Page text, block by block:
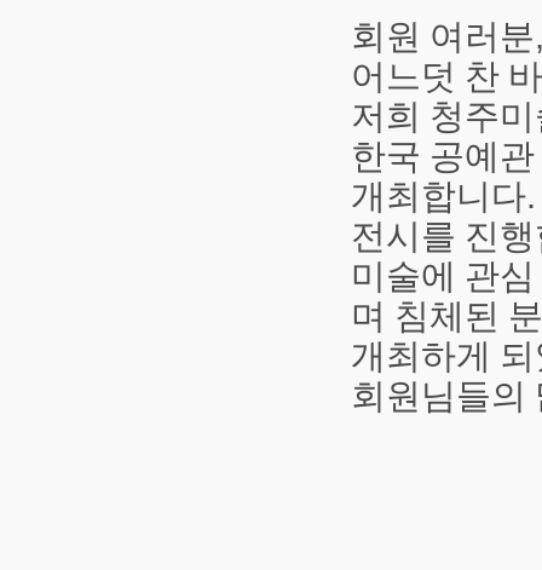
회원 여러분
어느덧 찬
저희 청주
한국 공예관
개최합니다
전시를 진
미술에 관
며 침체된
개최하게
회원님들의